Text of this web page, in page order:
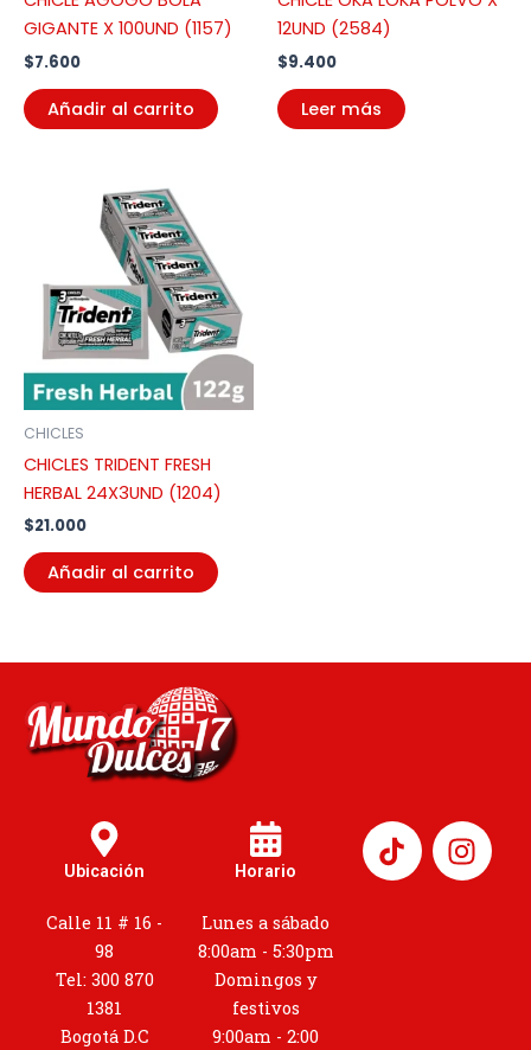
GIGANTE X 100UND (1157)
$7.600
Añadir al carrito
12UND (2584)
$9.400
Leer más
CHICLES
CHICLES TRIDENT FRESH
HERBAL 24X3UND (1204)
$21.000
Añadir al carrito
Ubicación
Calle 11 # 16 -
98
Tel: 300 870
1381
Bogotá D.C
Horario
Lunes a sábado
8:00am - 5:30pm
Domingos y
festivos
9:00am - 2:00
I
n
s